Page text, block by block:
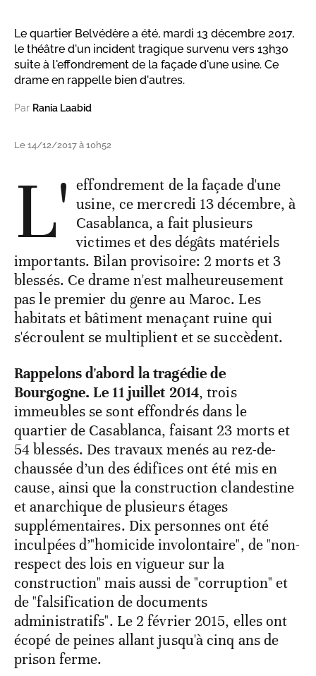
Le quartier Belvédère a été, mardi 13 décembre 2017,
le théâtre d'un incident tragique survenu vers 13h30
suite à l'effondrement de la façade d'une usine. Ce
drame en rappelle bien d'autres.
Par Rania Laabid
Le 14/12/2017 à 10h52
L' effondrement de la façade d'une
usine, ce mercredi 13 décembre, à
Casablanca, a fait plusieurs
victimes et des dégâts matériels
importants. Bilan provisoire: 2 morts et 3
blessés. Ce drame n'est malheureusement
pas le premier du genre au Maroc. Les
habitats et bâtiment menaçant ruine qui
s'écroulent se multiplient et se succèdent.
Rappelons d'abord la tragédie de
Bourgogne. Le 11 juillet 2014, trois
immeubles se sont effondrés dans le
quartier de Casablanca, faisant 23 morts et
54 blessés. Des travaux menés au rez-de-
chaussée d’un des édifices ont été mis en
cause, ainsi que la construction clandestine
et anarchique de plusieurs étages
supplémentaires. Dix personnes ont été
inculpées d’"homicide involontaire", de "non-
respect des lois en vigueur sur la
construction" mais aussi de "corruption" et
de "falsification de documents
administratifs". Le 2 février 2015, elles ont
écopé de peines allant jusqu'à cinq ans de
prison ferme.